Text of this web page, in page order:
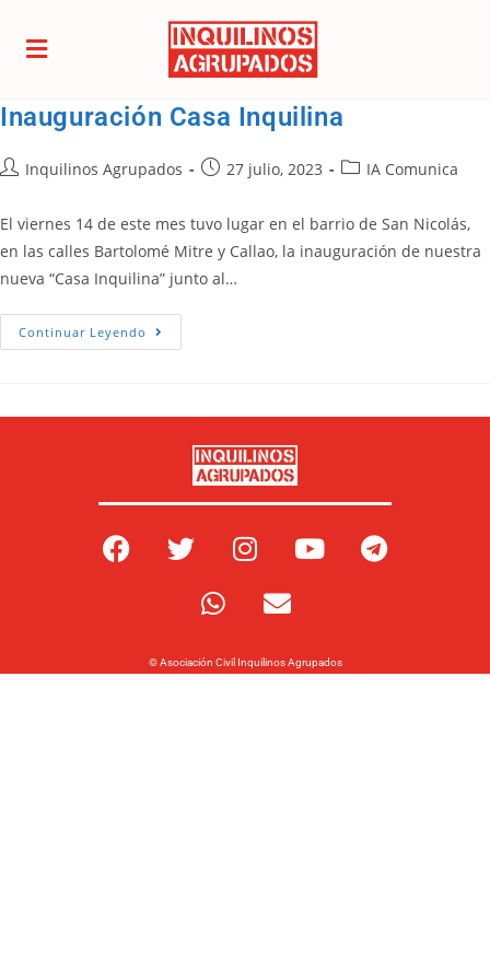
Inauguración Casa Inquilina
Inquilinos Agrupados 27 julio, 2023 IA Comunica
El viernes 14 de este mes tuvo lugar en el barrio de San Nicolás,
en las calles Bartolomé Mitre y Callao, la inauguración de nuestra
nueva “Casa Inquilina” junto al…
Continuar Leyendo
© Asociación Civil Inquilinos Agrupados